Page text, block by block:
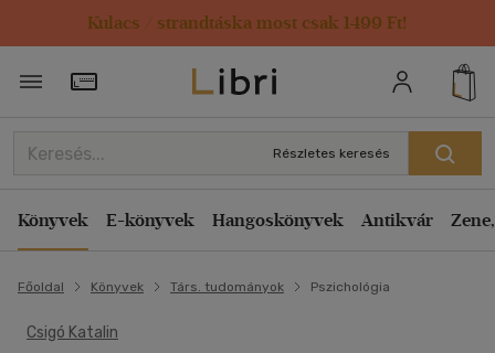
Kulacs / strandtáska most csak 1499 Ft!
Törzsvásárlói Kártya adatai
Részletes keresés
Könyvek E-könyvek Hangoskönyvek Antikvár
Főoldal Könyvek Társ. tudományok Pszichológia
Csigó Katalin